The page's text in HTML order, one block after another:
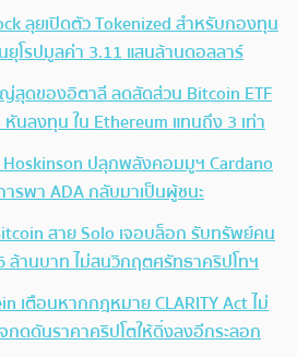
ลุยเปิดตัว Tokenized สำหรับกองทุน
ยุโรปมูลค่า 3.11 แสนล้านดอลลาร์
สุดของอิตาลี ลดสัดส่วน Bitcoin ETF
นลงทุน ใน Ethereum แทนถึง 3 เท่า
Hoskinson ปลุกพลังคอมมูฯ Cardano
รพา ADA กลับมาเป็นผู้ชนะ
สาย Solo เจอบล็อก รับทรัพย์คน
ล้านบาท ไม่สนวิกฤตศรัทธาคริปโทฯ
เตือนหากกฎหมาย CLARITY Act ไม่
กดดันราคาคริปโตให้ดิ่งลงอีกระลอก